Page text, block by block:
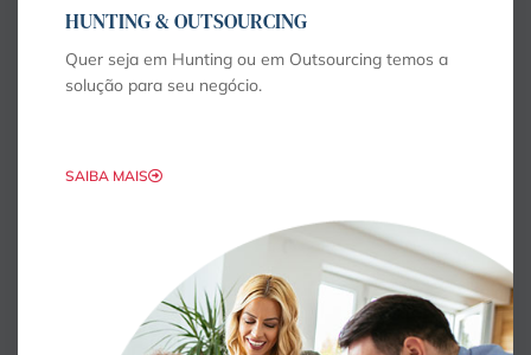
HUNTING & OUTSOURCING
Quer seja em Hunting ou em Outsourcing temos a
solução para seu negócio.
SAIBA MAIS